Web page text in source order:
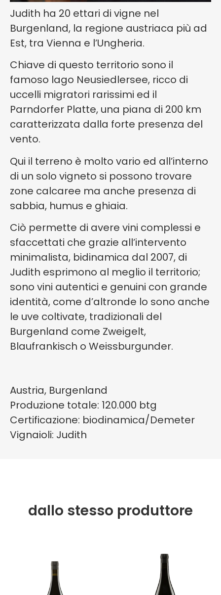
Judith ha 20 ettari di vigne nel
Burgenland, la regione austriaca più ad
Est, tra Vienna e l’Ungheria.
Chiave di questo territorio sono il
famoso lago Neusiedlersee, ricco di
uccelli migratori rarissimi ed il
Parndorfer Platte, una piana di 200 km
caratterizzata dalla forte presenza del
vento.
Qui il terreno è molto vario ed all’interno
di un solo vigneto si possono trovare
zone calcaree ma anche presenza di
sabbia, humus e ghiaia.
Ciò permette di avere vini complessi e
sfaccettati che grazie all’intervento
minimalista, bidinamica dal 2007, di
Judith esprimono al meglio il territorio;
sono vini autentici e genuini con grande
identità, come d’altronde lo sono anche
le uve coltivate, tradizionali del
Burgenland come Zweigelt,
Blaufrankisch o Weissburgunder.
Austria, Burgenland
Produzione totale: 120.000 btg
Certificazione: biodinamica/Demeter
Vignaioli: Judith
dallo stesso produttore